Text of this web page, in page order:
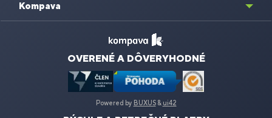
Kompava
OVERENÉ A DÔVERYHODNÉ
Powered by BUXUS& ui42